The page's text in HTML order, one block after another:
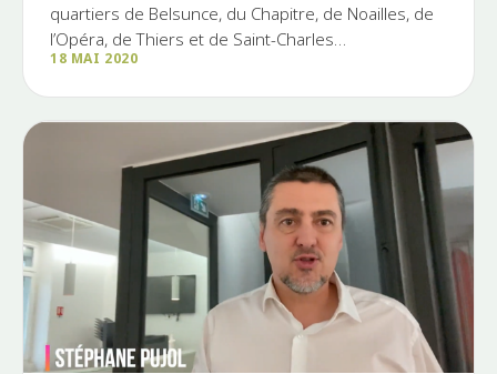
quartiers de Belsunce, du Chapitre, de Noailles, de
l’Opéra, de Thiers et de Saint-Charles
L’arrondissement a...
18 MAI 2020